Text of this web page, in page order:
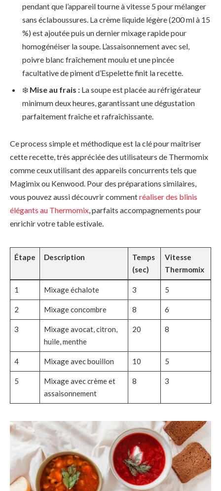
pendant que l’appareil tourne à vitesse 5 pour mélanger
sans éclaboussures. La crème liquide légère (200 ml à 15
%) est ajoutée puis un dernier mixage rapide pour
homogénéiser la soupe. L’assaisonnement avec sel,
poivre blanc fraîchement moulu et une pincée
facultative de piment d’Espelette finit la recette.
❄️ Mise au frais : La soupe est placée au réfrigérateur
minimum deux heures, garantissant une dégustation
parfaitement fraîche et rafraîchissante.
Ce process simple et méthodique est la clé pour maîtriser
cette recette, très appréciée des utilisateurs de Thermomix
comme ceux utilisant des appareils concurrents tels que
Magimix ou Kenwood. Pour des préparations similaires,
vous pouvez aussi découvrir commentréaliser des blinis
élégants au Thermomix, parfaits accompagnements pour
enrichir votre table estivale.
Étape Description
Temps
(sec)
Vitesse
Thermomix
1 Mixage échalote 3 5
2 Mixage concombre 8 6
3
Mixage avocat, citron,
huile, menthe
20 8
4 Mixage avec bouillon 10 5
5
Mixage avec crème et
assaisonnement
8 3